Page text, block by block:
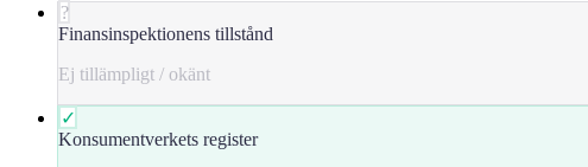
?
Finansinspektionens tillstånd
Ej tillämpligt / okänt
✓
Konsumentverkets register